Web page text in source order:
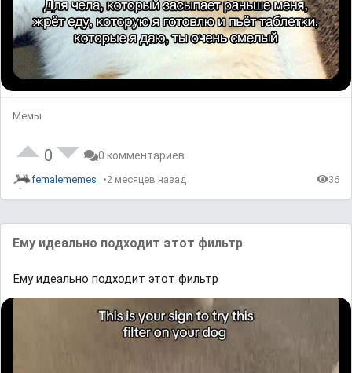
Мемы
0 0 комментариев
femalememes 2 месяцев назад 36
Ему идеально подходит этот фильтр
Ему идеально подходит этот фильтр